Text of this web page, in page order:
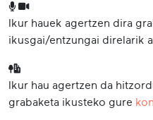
Ikur hauek agertzen dira
ikusgai/entzungai direlarik
Ikur hau agertzen da
grabaketa ikusteko gure